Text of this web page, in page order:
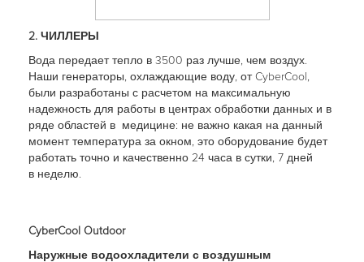
2. ЧИЛЛЕРЫ
Вода передает тепло в 3500 раз лучше, чем воздух.
Наши генераторы, охлаждающие воду, от CyberCool,
были разработаны с расчетом на максимальную
надежность для работы в центрах обработки данных и в
ряде областей в медицине: не важно какая на данный
момент температура за окном, это оборудование будет
работать точно и качественно 24 часа в сутки, 7 дней
в неделю.
CyberCool Outdoor
Наружные водоохладители с воздушным